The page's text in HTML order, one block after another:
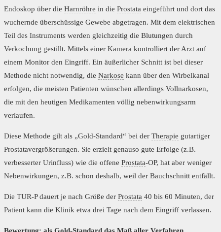
Endoskop über die Harnröhre in die Prostata eingeführt und dort das
wuchernde überschüssige Gewebe abgetragen. Mit dem elektrischen
Teil des Instruments werden gleichzeitig die Blutungen durch
Verkochung gestillt. Mittels einer Kamera kontrolliert der Arzt auf
einem Monitor den Eingriff. Ein äußerlicher Schnitt ist bei dieser
Methode nicht notwendig, die Narkose kann über den Wirbelkanal
erfolgen, die meisten Patienten wünschen allerdings Vollnarkosen,
die mit den heutigen Medikamenten völlig nebenwirkungsarm
verlaufen.
Diese Methode gilt als „Gold-Standard“ bei der Therapie gutartiger
Prostatavergrößerungen. Sie erzielt genauso gute Erfolge (z.B.
verbesserter Urinfluss) wie die offene Prostata-OP, hat aber weniger
Nebenwirkungen, z.B. schon deshalb, weil der Bauchschnitt entfällt.
Die TUR-P dauert je nach Größe der Prostata 40 bis 60 Minuten, der
Patient kann die Klinik etwa drei Tage nach dem Eingriff verlassen.
Bewertung: als Gold-Standard das Maß aller Verfahren.